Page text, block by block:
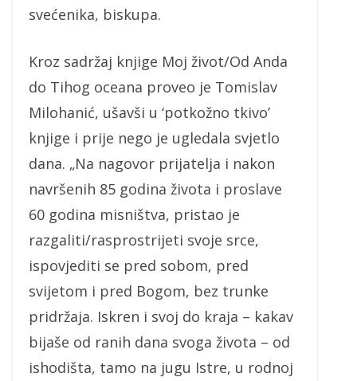
svećenika, biskupa.
Kroz sadržaj knjige Moj život/Od Anda
do Tihog oceana proveo je Tomislav
Milohanić, ušavši u ‘potkožno tkivo’
knjige i prije nego je ugledala svjetlo
dana. „Na nagovor prijatelja i nakon
navršenih 85 godina života i proslave
60 godina misništva, pristao je
razgaliti/rasprostrijeti svoje srce,
ispovjediti se pred sobom, pred
svijetom i pred Bogom, bez trunke
pridržaja. Iskren i svoj do kraja – kakav
bijaše od ranih dana svoga života – od
ishodišta, tamo na jugu Istre, u rodnoj